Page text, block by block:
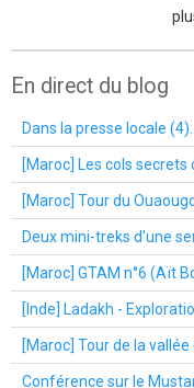
En direct du blog
Dans la presse locale
[Maroc] Les cols secrets
[Maroc] Tour du
Deux mini-treks d'une
[Maroc] GTAM n°6 (Aït
[Inde] Ladakh -
[Maroc] Tour de la
Conférence sur le